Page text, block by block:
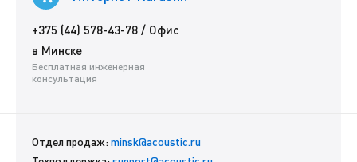
+375 (44) 578-43-78 / Офис
в Минске
Бесплатная инженерная
консультация
Отдел продаж:minsk@acoustic.ru